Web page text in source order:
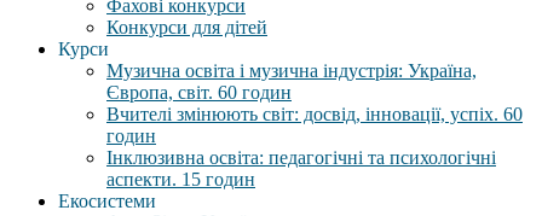
Фахові конкурси
Конкурси для дітей
Курси
Музична освіта і музична індустрія: Україна,
Європа, світ. 60 годин
Вчителі змінюють світ: досвід, інновації, успіх. 60
годин
Інклюзивна освіта: педагогічні та психологічні
аспекти. 15 годин
Екосистеми